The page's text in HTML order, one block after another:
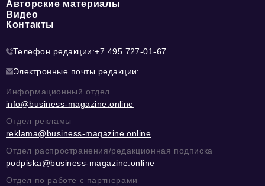
Авторские материалы
Видео
Контакты
Телефон редакции:+7 495 727-01-67
Электронные почты редакции:
Информационный отдел
info@business-magazine.online
Отдел рекламы
reklama@business-magazine.online
Отдел распространения/редакционная подписка
podpiska@business-magazine.online
Отдел по работе с партнерами